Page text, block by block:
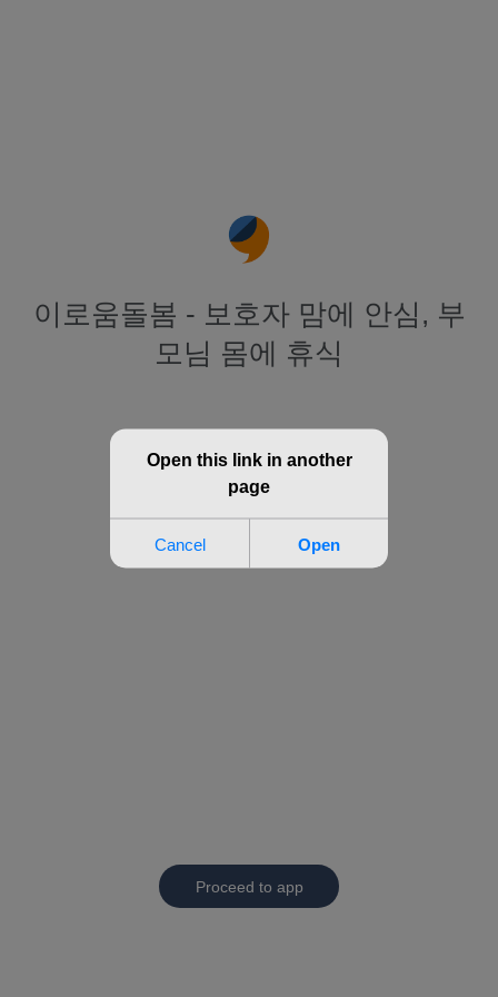
이로움돌봄 - 보호자 맘에 안심, 부
모님 몸에 휴식
Proceed to app